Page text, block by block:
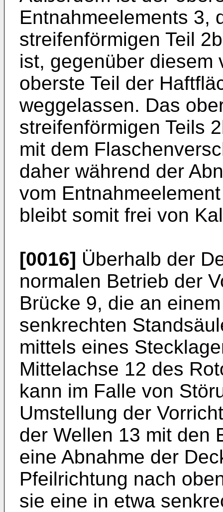
Entnahmeelements 3,
streifenförmigen Teil
ist, gegenüber diesem
oberste Teil der
weggelassen. Das
streifenförmigen Teils
mit dem
daher während der
vom
bleibt somit frei von
[0016] Überhalb der
normalen Betrieb der
Brücke 9, die an
senkrechten
mittels eines
Mittelachse 12 des
kann im Falle von
Umstellung der
der Wellen 13 mit den
eine Abnahme der
Pfeilrichtung nach
sie eine in etwa